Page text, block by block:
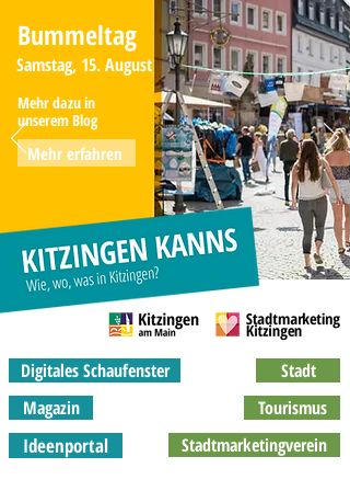
Bummeltag
Samstag, 15. August
Mehr dazu in
unserem Blog
Mehr erfahren
Stadt
Digitales Schaufenster
Magazin
Ideenportal
Tourismus
Stadtmarketingverein